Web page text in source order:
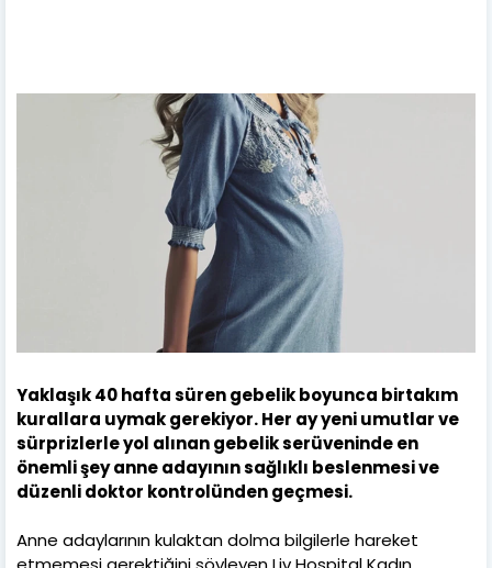
Yaklaşık 40 hafta süren gebelik boyunca birtakım
kurallara uymak gerekiyor. Her ay yeni umutlar ve
sürprizlerle yol alınan gebelik serüveninde en
önemli şey anne adayının sağlıklı beslenmesi ve
düzenli doktor kontrolünden geçmesi.
Anne adaylarının kulaktan dolma bilgilerle hareket